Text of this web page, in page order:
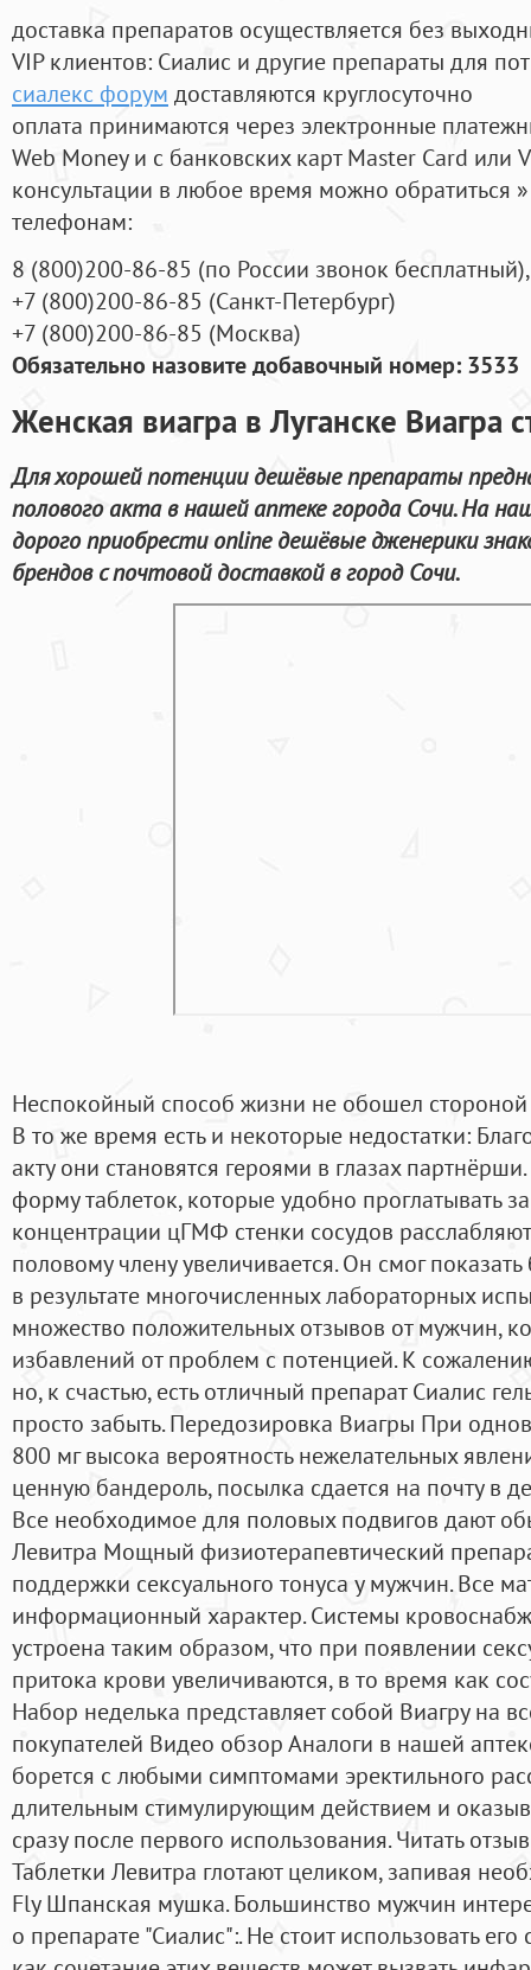
доставка препаратов осуществляется без
VIP клиентов: Сиалис и другие препараты для
сиалекс форум доставляются круглосуточно
оплата принимаются через электронные
Web Money и с банковских карт Master Card или
консультации в любое время можно обратиться
телефонам:
8 (800)200-86-85 (по России звонок бесплатный),
+7 (800)200-86-85 (Санкт-Петербург)
+7 (800)200-86-85 (Москва)
Обязательно назовите добавочный номер: 3533
Женская виагра в Луганске Виагра
Для хорошей потенции дешёвые препараты
полового акта в нашей аптеке города Сочи. На
дорого приобрести online дешёвые дженерики
брендов с почтовой доставкой в город Сочи.
Неспокойный способ жизни не обошел
В то же время есть и некоторые недостатки:
акту они становятся героями в глазах
форму таблеток, которые удобно проглатывать
концентрации цГМФ стенки сосудов
половому члену увеличивается. Он смог
в результате многочисленных лабораторных
множество положительных отзывов от мужчин,
избавлений от проблем с потенцией. К
но, к счастью, есть отличный препарат Сиалис
просто забыть. Передозировка Виагры При
800 мг высока вероятность нежелательных
ценную бандероль, посылка сдается на почту в
Все необходимое для половых подвигов дают
Левитра Мощный физиотерапевтический
поддержки сексуального тонуса у мужчин. Все
информационный характер. Системы
устроена таким образом, что при появлении
притока крови увеличиваются, в то время как
Набор неделька представляет собой Виагру на
покупателей Видео обзор Аналоги в нашей
борется с любыми симптомами эректильного
длительным стимулирующим действием и
сразу после первого использования. Читать
Таблетки Левитра глотают целиком, запивая
Fly Шпанская мушка. Большинство мужчин
о препарате "Сиалис":. Не стоит использовать